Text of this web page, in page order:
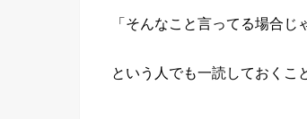
「そんなこと言ってる場合じ
という人でも一読しておくこ